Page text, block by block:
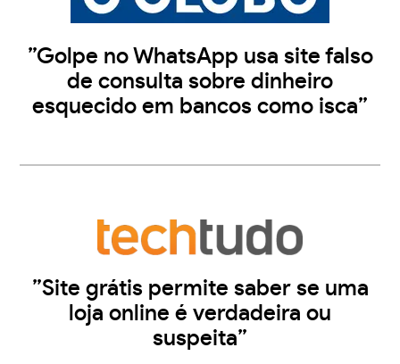
”Golpe no WhatsApp usa site falso
de consulta sobre dinheiro
esquecido em bancos como isca”
”Site grátis permite saber se uma
loja online é verdadeira ou
suspeita”